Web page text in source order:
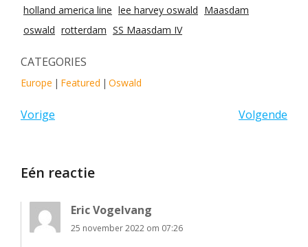
holland america line lee harvey oswald Maasdam
oswald rotterdam SS Maasdam IV
CATEGORIES
Europe | Featured | Oswald
Vorige Volgende
Eén reactie
Eric Vogelvang
25 november 2022 om 07:26